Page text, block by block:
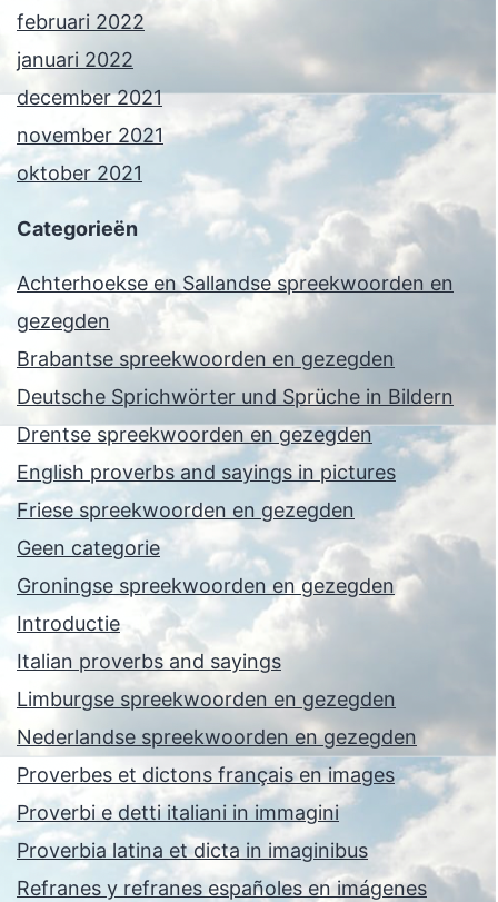
februari 2022
januari 2022
december 2021
november 2021
oktober 2021
Categorieën
Achterhoekse en Sallandse spreekwoorden en
gezegden
Brabantse spreekwoorden en gezegden
Deutsche Sprichwörter und Sprüche in Bildern
Drentse spreekwoorden en gezegden
English proverbs and sayings in pictures
Friese spreekwoorden en gezegden
Geen categorie
Groningse spreekwoorden en gezegden
Introductie
Italian proverbs and sayings
Limburgse spreekwoorden en gezegden
Nederlandse spreekwoorden en gezegden
Proverbes et dictons français en images
Proverbi e detti italiani in immagini
Proverbia latina et dicta in imaginibus
Refranes y refranes españoles en imágenes